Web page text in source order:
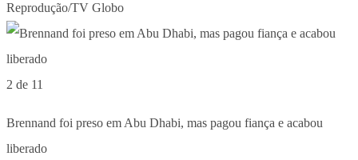
Reprodução/TV Globo
2 de 11
Brennand foi preso em Abu Dhabi, mas pagou fiança e acabou
liberado